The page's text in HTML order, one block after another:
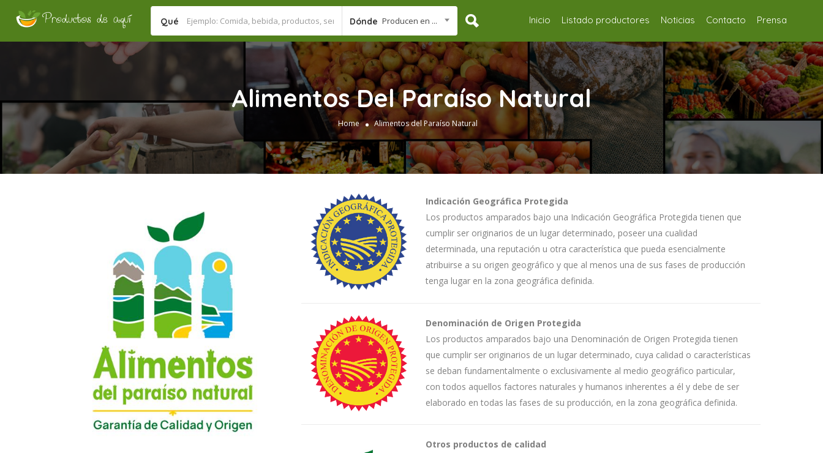
Qué Dónde Producen en ... Inicio Listado productores Noticias Contacto Prensa
Alimentos Del Paraíso Natural
Home Alimentos del Paraíso Natural
Indicación Geográfica Protegida
Los productos amparados bajo una Indicación Geográfica Protegida tienen que
cumplir ser originarios de un lugar determinado, poseer una cualidad
determinada, una reputación u otra característica que pueda esencialmente
atribuirse a su origen geográfico y que al menos una de sus fases de producción
tenga lugar en la zona geográfica definida.
Denominación de Origen Protegida
Los productos amparados bajo una Denominación de Origen Protegida tienen
que cumplir ser originarios de un lugar determinado, cuya calidad o características
se deban fundamentalmente o exclusivamente al medio geográfico particular,
con todos aquellos factores naturales y humanos inherentes a él y debe de ser
elaborado en todas las fases de su producción, en la zona geográfica definida.
Otros productos de calidad